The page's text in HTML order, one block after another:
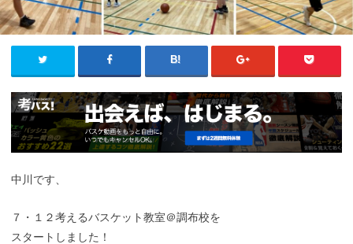
中川です、
７・１２考えるバスケット教室＠調布校を
スタートしました！